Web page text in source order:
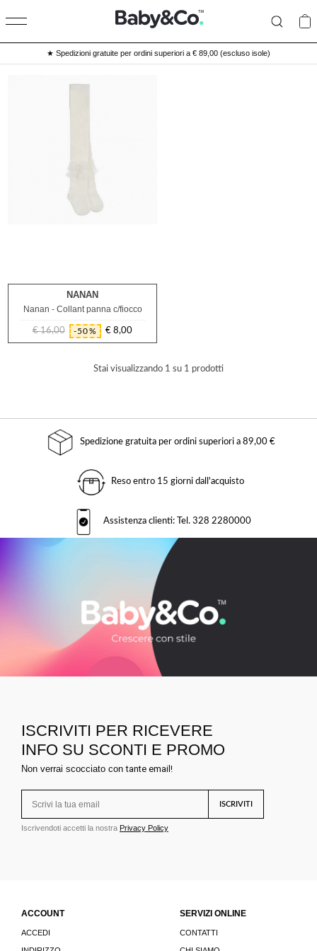
★ Spedizioni gratuite per ordini superiori a € 89,00 (escluso isole)
3M
NANAN
Nanan - Collant panna c/fiocco
Prezzo
€ 16,00 -50%
Prezzo
€ 8,00
Stai visualizzando 1 su 1 prodotti
Spedizione gratuita per ordini superiori a 89,00 €
Reso entro 15 giorni dall'acquisto
Assistenza clienti: Tel. 328 2280000
ISCRIVITI PER RICEVERE
INFO SU SCONTI E PROMO
Non verrai scocciato contante email!
ISCRIVITI
Iscrivendoti accetti la nostra Privacy Policy
ACCOUNT
ACCEDI
SERVIZI ONLINE
CONTATTI